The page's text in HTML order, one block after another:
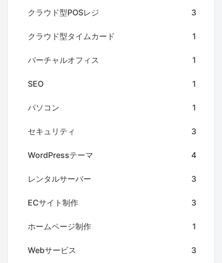
クラウド型POSレジ 3
クラウド型タイムカード 1
バーチャルオフィス 1
SEO 1
パソコン 1
セキュリティ 3
WordPressテーマ 4
レンタルサーバー 3
ECサイト制作 3
ホームページ制作 1
Webサービス 3